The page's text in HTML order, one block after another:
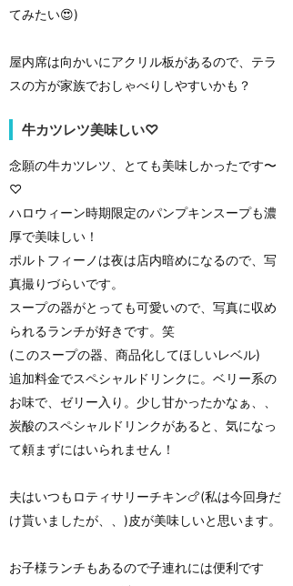
てみたい😍)
屋内席は向かいにアクリル板があるので、テラ
スの方が家族でおしゃべりしやすいかも？
牛カツレツ美味しい♡
念願の牛カツレツ、とても美味しかったです〜
♡
ハロウィーン時期限定のパンプキンスープも濃
厚で美味しい！
ポルトフィーノは夜は店内暗めになるので、写
真撮りづらいです。
スープの器がとっても可愛いので、写真に収め
られるランチが好きです。笑
(このスープの器、商品化してほしいレベル)
追加料金でスペシャルドリンクに。ベリー系の
お味で、ゼリー入り。少し甘かったかなぁ、、
炭酸のスペシャルドリンクがあると、気になっ
て頼まずにはいられません！
夫はいつもロティサリーチキン🍗(私は今回身だ
け貰いましたが、、)皮が美味しいと思います。
お子様ランチもあるので子連れには便利です